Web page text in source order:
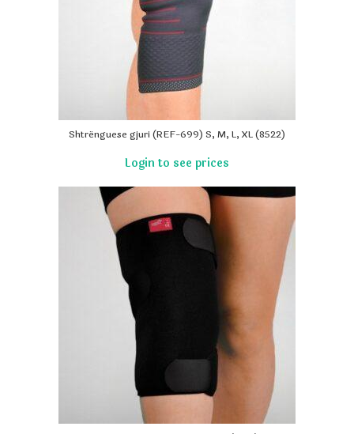
Shtrënguese gjuri (REF-699) S, M, L, XL (8522)